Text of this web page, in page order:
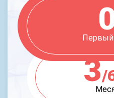
Первый
3/